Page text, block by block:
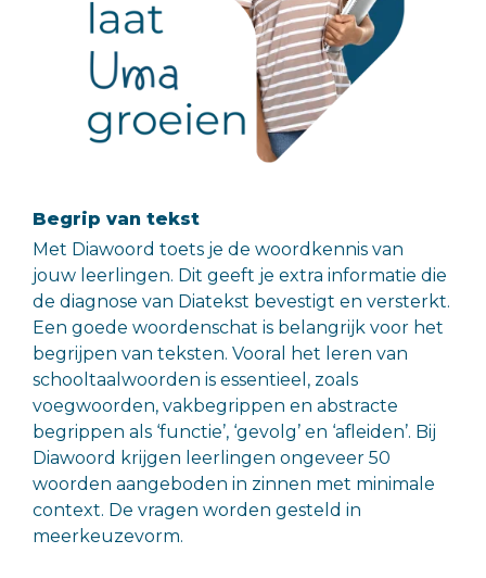
Begrip van tekst
Met Diawoord toets je de woordkennis van
jouw leerlingen. Dit geeft je extra informatie die
de diagnose van Diatekst bevestigt en versterkt.
Een goede woordenschat is belangrijk voor het
begrijpen van teksten. Vooral het leren van
schooltaalwoorden is essentieel, zoals
voegwoorden, vakbegrippen en abstracte
begrippen als ‘functie’, ‘gevolg’ en ‘afleiden’. Bij
Diawoord krijgen leerlingen ongeveer 50
woorden aangeboden in zinnen met minimale
context. De vragen worden gesteld in
meerkeuzevorm.